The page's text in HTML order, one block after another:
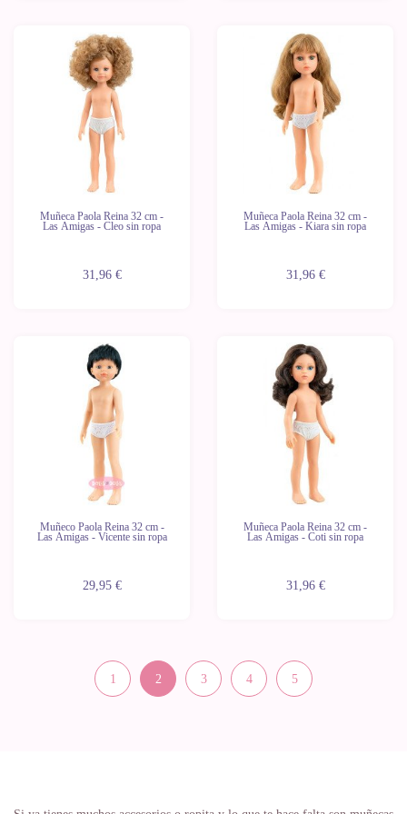
Muñeca Paola Reina 32 cm -
Las Amigas - Cleo sin ropa
31,96 €
Muñeca Paola Reina 32 cm -
Las Amigas - Kiara sin ropa
31,96 €
Muñeco Paola Reina 32 cm -
Las Amigas - Vicente sin ropa
29,95 €
Muñeca Paola Reina 32 cm -
Las Amigas - Coti sin ropa
31,96 €
1 2 3 4 5